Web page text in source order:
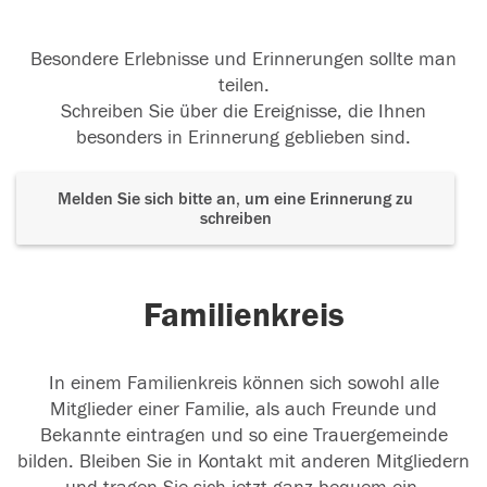
Besondere Erlebnisse und Erinnerungen sollte man
teilen.
Schreiben Sie über die Ereignisse, die Ihnen
besonders in Erinnerung geblieben sind.
Melden Sie sich bitte an, um eine Erinnerung zu
schreiben
Familienkreis
In einem Familienkreis können sich sowohl alle
Mitglieder einer Familie, als auch Freunde und
Bekannte eintragen und so eine Trauergemeinde
bilden. Bleiben Sie in Kontakt mit anderen Mitgliedern